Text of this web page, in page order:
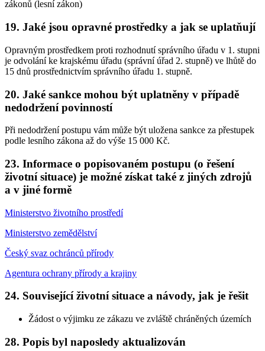
zákonů (lesní zákon)
19. Jaké jsou opravné prostředky a jak se uplatňují
Opravným prostředkem proti rozhodnutí správního úřadu v 1. stupni
je odvolání ke krajskému úřadu (správní úřad 2. stupně) ve lhůtě do
15 dnů prostřednictvím správního úřadu 1. stupně.
20. Jaké sankce mohou být uplatněny v případě
nedodržení povinností
Při nedodržení postupu vám může být uložena sankce za přestupek
podle lesního zákona až do výše 15 000 Kč.
23. Informace o popisovaném postupu (o řešení
životní situace) je možné získat také z jiných zdrojů
a v jiné formě
Ministerstvo životního prostředí
Ministerstvo zemědělství
Český svaz ochránců přírody
Agentura ochrany přírody a krajiny
24. Související životní situace a návody, jak je řešit
Žádost o výjimku ze zákazu ve zvláště chráněných územích
28. Popis byl naposledy aktualizován